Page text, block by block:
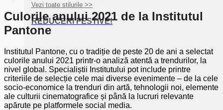
Vezi toate stilurile >>
REDUCERI FESTIVE!
Culorile anului 2021 de la Institutul
Pantone
Institutul Pantone, cu o tradiție de peste 20 de ani a selectat
culorile anului 2021 printr-o analiză atentă a trendurilor, la
nivel global. Specialiștii Institutului pot include printre
criteriile de selecție cele mai diverse evenimente – de la cele
socio-economice la trenduri din artă, tehnologii noi, elemente
ale culturii cinematografice și până la lucruri relevante
apărute pe platformele social media.